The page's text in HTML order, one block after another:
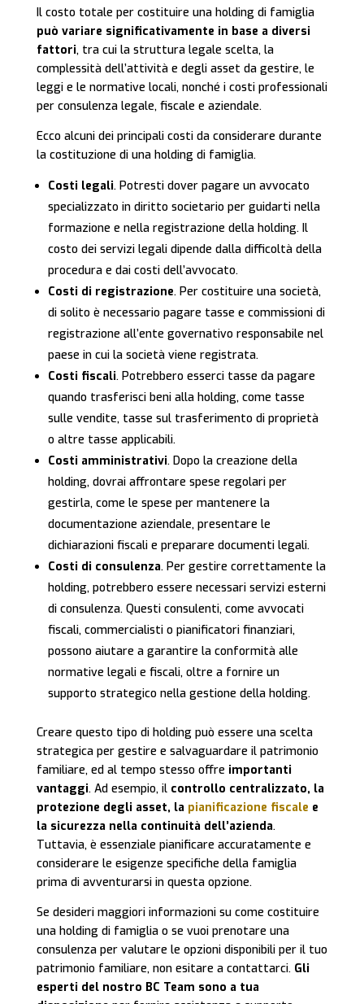
Il costo totale per costituire una holding di famiglia
può variare significativamente in base a diversi
fattori, tra cui la struttura legale scelta, la
complessità dell’attività e degli asset da gestire, le
leggi e le normative locali, nonché i costi professionali
per consulenza legale, fiscale e aziendale.
Ecco alcuni dei principali costi da considerare durante
la costituzione di una holding di famiglia.
Costi legali. Potresti dover pagare un avvocato
specializzato in diritto societario per guidarti nella
formazione e nella registrazione della holding. Il
costo dei servizi legali dipende dalla difficoltà della
procedura e dai costi dell’avvocato.
Costi di registrazione. Per costituire una società,
di solito è necessario pagare tasse e commissioni di
registrazione all’ente governativo responsabile nel
paese in cui la società viene registrata.
Costi fiscali. Potrebbero esserci tasse da pagare
quando trasferisci beni alla holding, come tasse
sulle vendite, tasse sul trasferimento di proprietà
o altre tasse applicabili.
Costi amministrativi. Dopo la creazione della
holding, dovrai affrontare spese regolari per
gestirla, come le spese per mantenere la
documentazione aziendale, presentare le
dichiarazioni fiscali e preparare documenti legali.
Costi di consulenza. Per gestire correttamente la
holding, potrebbero essere necessari servizi esterni
di consulenza. Questi consulenti, come avvocati
fiscali, commercialisti o pianificatori finanziari,
possono aiutare a garantire la conformità alle
normative legali e fiscali, oltre a fornire un
supporto strategico nella gestione della holding.
Creare questo tipo di holding può essere una scelta
strategica per gestire e salvaguardare il patrimonio
familiare, ed al tempo stesso offre importanti
vantaggi. Ad esempio, il controllo centralizzato, la
protezione degli asset, la pianificazione fiscale e
la sicurezza nella continuità dell’azienda.
Tuttavia, è essenziale pianificare accuratamente e
considerare le esigenze specifiche della famiglia
prima di avventurarsi in questa opzione.
Se desideri maggiori informazioni su come costituire
una holding di famiglia o se vuoi prenotare una
consulenza per valutare le opzioni disponibili per il tuo
patrimonio familiare, non esitare a contattarci. Gli
esperti del nostro BC Team sono a tua